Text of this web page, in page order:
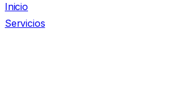
Inicio
Servicios